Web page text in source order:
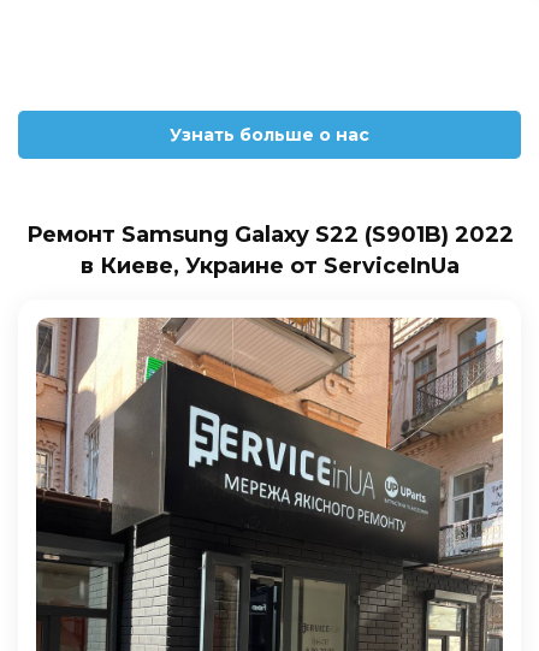
Узнать больше о нас
Ремонт Samsung Galaxy S22 (S901B) 2022
в Киеве, Украине от ServiceInUa